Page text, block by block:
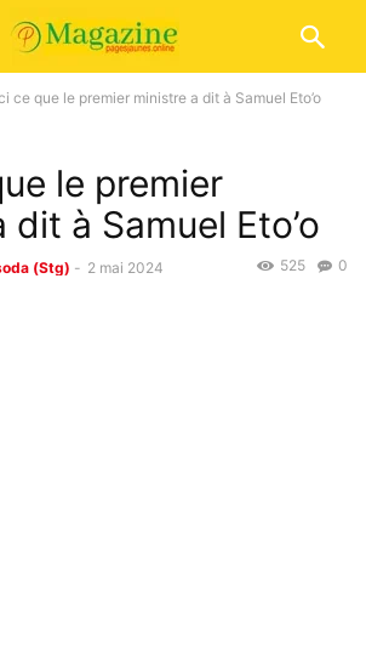
ce que le premier ministre a dit à Samuel Eto’o
le premier
à Samuel Eto’o
(Stg) - 2 mai 2024 0
525